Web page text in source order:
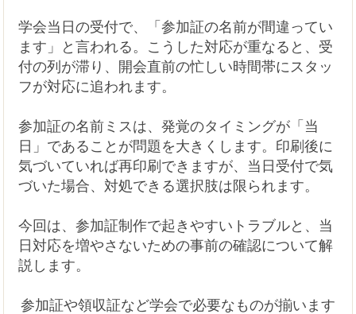
学会当日の受付で、「参加証の名前が間違ってい
ます」と言われる。こうした対応が重なると、受
付の列が滞り、開会直前の忙しい時間帯にスタッ
フが対応に追われます。
参加証の名前ミスは、発覚のタイミングが「当
日」であることが問題を大きくします。印刷後に
気づいていれば再印刷できますが、当日受付で気
づいた場合、対処できる選択肢は限られます。
今回は、参加証制作で起きやすいトラブルと、当
日対応を増やさないための事前の確認について解
説します。
参加証や領収証など学会で必要なものが揃います